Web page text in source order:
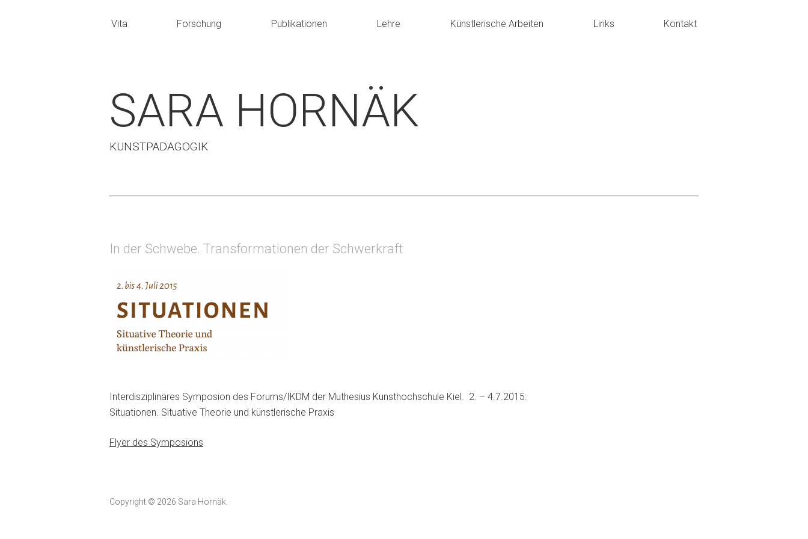
Vita Forschung Publikationen Lehre Künstlerische Arbeiten Links Kontakt
SARA HORNÄK
KUNSTPÄDAGOGIK
In der Schwebe. Transformationen der Schwerkraft
Interdisziplinäres Symposion des Forums/IKDM der Muthesius Kunsthochschule Kiel. 2. – 4.7.2015:
Situationen. Situative Theorie und künstlerische Praxis
Flyer des Symposions
Copyright © 2026 Sara Hornäk.